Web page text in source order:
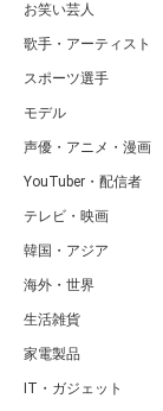
お笑い芸人
歌手・アーティスト
スポーツ選手
モデル
声優・アニメ・漫画
YouTuber・配信者
テレビ・映画
韓国・アジア
海外・世界
生活雑貨
家電製品
IT・ガジェット